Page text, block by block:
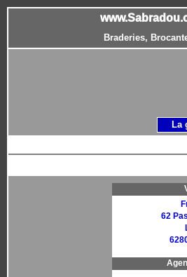
Braderies,
62
La